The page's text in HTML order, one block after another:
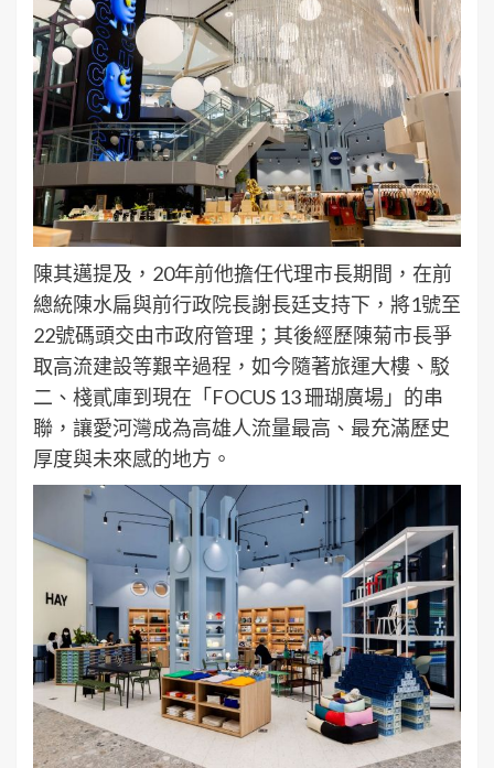
陳其邁提及，20年前他擔任代理市長期間，在前
總統陳水扁與前行政院長謝長廷支持下，將1號至
22號碼頭交由市政府管理；其後經歷陳菊市長爭
取高流建設等艱辛過程，如今隨著旅運大樓、駁
二、棧貳庫到現在「FOCUS 13 珊瑚廣場」的串
聯，讓愛河灣成為高雄人流量最高、最充滿歷史
厚度與未來感的地方。